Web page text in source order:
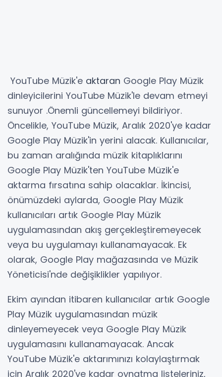
YouTube Müzik'e aktaran Google Play Müzik
dinleyicilerini YouTube Müzik'le devam etmeyi
sunuyor .Önemli güncellemeyi bildiriyor.
Öncelikle, YouTube Müzik, Aralık 2020'ye kadar
Google Play Müzik'in yerini alacak. Kullanıcılar,
bu zaman aralığında müzik kitaplıklarını
Google Play Müzik'ten YouTube Müzik'e
aktarma fırsatına sahip olacaklar. İkincisi,
önümüzdeki aylarda, Google Play Müzik
kullanıcıları artık Google Play Müzik
uygulamasından akış gerçekleştiremeyecek
veya bu uygulamayı kullanamayacak. Ek
olarak, Google Play mağazasında ve Müzik
Yöneticisi'nde değişiklikler yapılıyor.
Ekim ayından itibaren kullanıcılar artık Google
Play Müzik uygulamasından müzik
dinleyemeyecek veya Google Play Müzik
uygulamasını kullanamayacak. Ancak
YouTube Müzik'e aktarımınızı kolaylaştırmak
için Aralık 2020'ye kadar oynatma listeleriniz,